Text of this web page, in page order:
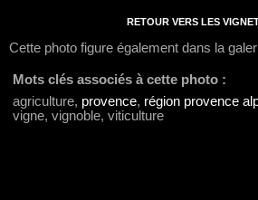
RETOUR VERS LES
Cette photo figure également dans la
Mots clés associés à cette photo :
agriculture, provence, région provence
vigne, vignoble, viticulture